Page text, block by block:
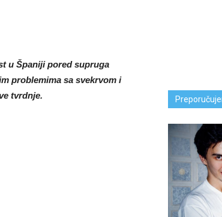
u Španiji pored supruga
problemima sa svekrvom i
tvrdnje.